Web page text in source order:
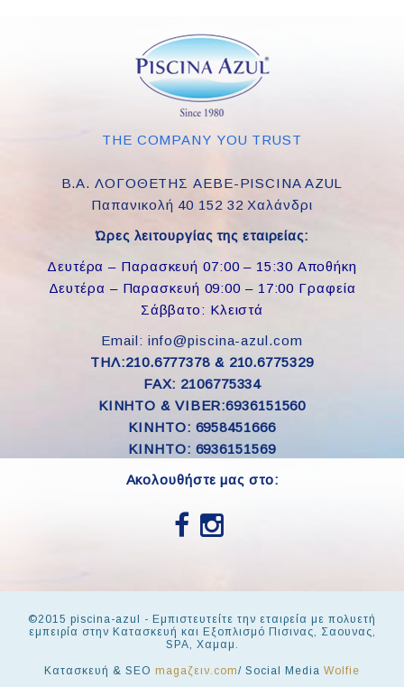
THE COMPANY YOU TRUST
Β.Α. ΛΟΓΟΘΕΤΗΣ ΑΕΒΕ-PISCINA AZUL
Παπανικολή 40 152 32 Χαλάνδρι
Ώρες λειτουργίας της εταιρείας:
Δευτέρα – Παρασκευή 07:00 – 15:30 Αποθήκη
Δευτέρα – Παρασκευή 09:00 – 17:00 Γραφεία
Σάββατο: Κλειστά
Email: info@piscina-azul.com
ΤΗΛ:210.6777378 & 210.6775329
FAX: 2106775334
ΚΙΝΗΤΟ & VIBER:6936151560
KINHTO: 6958451666
KINHTO: 6936151569
Ακολουθήστε μας στο:
©2015 piscina-azul - Εμπιστευτείτε την εταιρεία με πολυετή
εμπειρία στην Κατασκευή και Εξοπλισμό Πισινας, Σαουνας,
SPA, Χαμαμ.
Κατασκευή & SEO magaζειν.com/ Social Media Wolfie